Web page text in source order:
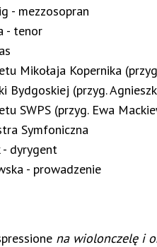
- mezzosopran
- tenor
Mikołaja Kopernika
Bydgoskiej (przyg.
SWPS (przyg. Ewa
Symfoniczna
- dyrygent
- prowadzenie
na wiolonczelę i